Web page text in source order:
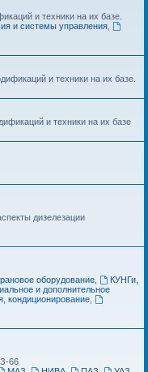
и техники на их базе.
и системы управления,
и техники на их базе.
и техники на их базе
дизелезации
оборудование,
КУНГи,
и дополнительное
кондиционирование,
66